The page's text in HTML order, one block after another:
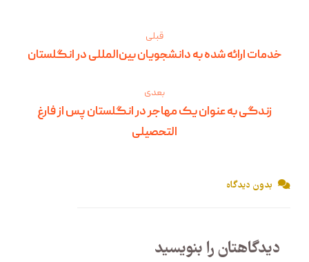
قبلی
خدمات ارائه شده به دانشجویان بین‌المللی در انگلستان
بعدی
زندگی به عنوان یک مهاجر در انگلستان پس از فارغ
التحصیلی
بدون دیدگاه
دیدگاهتان را بنویسید